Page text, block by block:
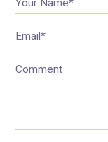
Your Name*
Email*
Comment